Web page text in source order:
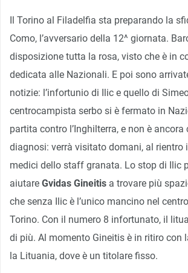
Il Torino al Filadelfia sta preparando la
Como, l’avversario della 12^ giornata.
disposizione tutta la rosa, visto che è in
dedicata alle Nazionali. E poi sono
notizie: l’infortunio di Ilic e quello di
centrocampista serbo si è fermato in
partita contro l’Inghilterra, e non è ancora
diagnosi: verrà visitato domani, al rientro
medici dello staff granata. Lo stop di Ilic
aiutare Gvidas Gineitis a trovare più
che senza Ilic è l’unico mancino nel
Torino. Con il numero 8 infortunato, il
di più. Al momento Gineitis è in ritiro con
la Lituania, dove è un titolare fisso.